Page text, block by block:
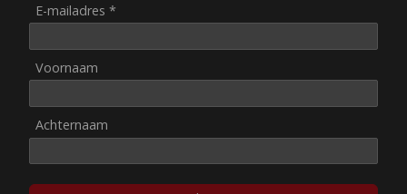
E-mailadres *
Voornaam
Achternaam